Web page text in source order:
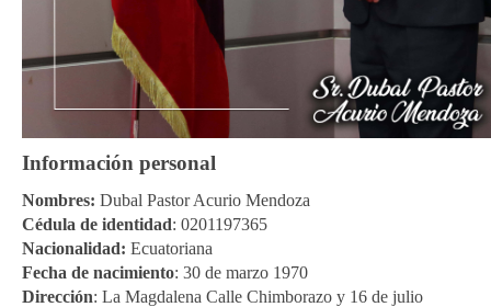
Información personal
Nombres: Dubal Pastor Acurio Mendoza
Cédula de identidad: 0201197365
Nacionalidad: Ecuatoriana
Fecha de nacimiento: 30 de marzo 1970
Dirección: La Magdalena Calle Chimborazo y 16 de julio